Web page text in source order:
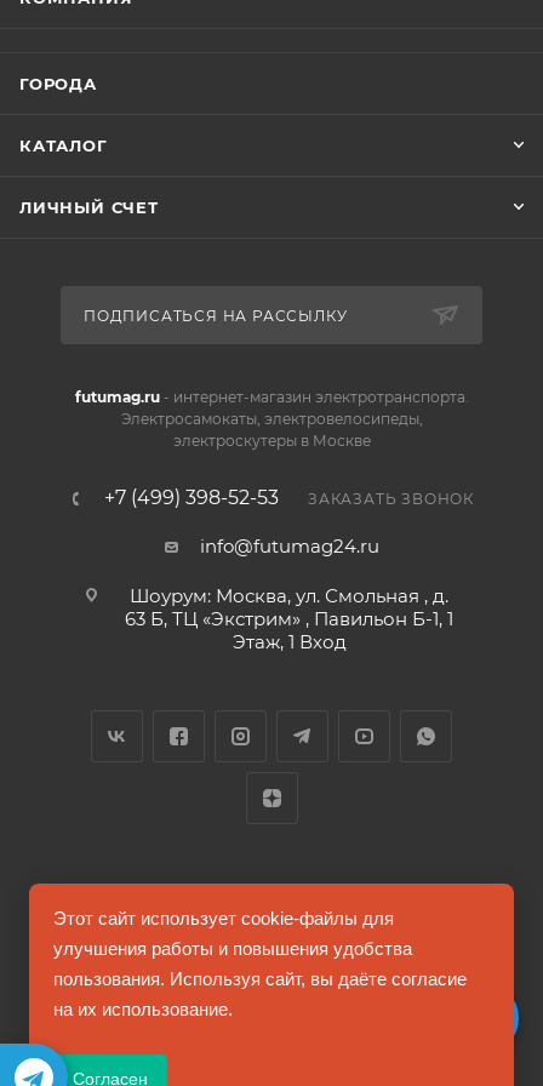
ГОРОДА
КАТАЛОГ
ЛИЧНЫЙ СЧЕТ
ПОДПИСАТЬСЯ НА РАССЫЛКУ
futumag.ru- интернет-магазин электротранспорта.
Электросамокаты, электровелосипеды,
электроскутеры в Москве
+7 (499) 398-52-53 ЗАКАЗАТЬ ЗВОНОК
info@futumag24.ru
Шоурум: Москва, ул. Смольная , д.
63 Б, ТЦ «Экстрим» , Павильон Б-1, 1
Этаж, 1 Вход
2026 © FUTUMAG.RU
Информация на сайте не является публичной офертой
Этот сайт использует cookie-файлы для
улучшения работы и повышения удобства
пользования. Используя сайт, вы даёте согласие
на их использование.
Согласен